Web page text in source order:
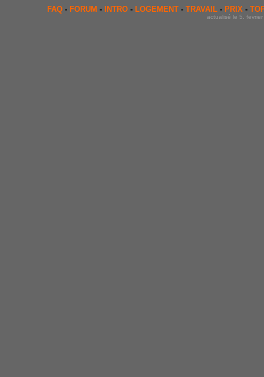
FAQ- FORUM - INTRO- LOGEMENT- TRAVAIL- PRIX-
actualisé le 5.